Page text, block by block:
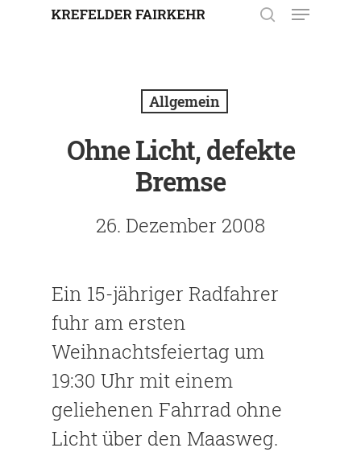
Eingabe zu suchen. Mit ESC
schließen.
Allgemein
Ohne Licht, defekte
Bremse
26. Dezember 2008
Ein 15-jähriger Radfahrer
fuhr am ersten
Weihnachtsfeiertag um
19:30 Uhr mit einem
geliehenen Fahrrad ohne
Licht über den Maasweg.